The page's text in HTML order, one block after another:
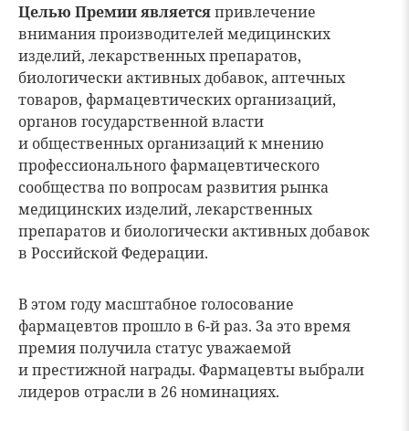
Целью Премии являетсяпривлечение
внимания производителей медицинских
изделий, лекарственных препаратов,
биологически активных добавок, аптечных
товаров, фармацевтических организаций,
органов государственной власти
и общественных организаций к мнению
профессионального фармацевтического
сообщества по вопросам развития рынка
медицинских изделий, лекарственных
препаратов и биологически активных добавок
в Российской Федерации.
В этом году масштабное голосование
фармацевтов прошло в 6-й раз. За это время
премия получила статус уважаемой
и престижной награды. Фармацевты выбрали
лидеров отрасли в 26 номинациях.